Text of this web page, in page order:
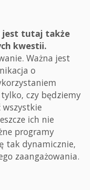
jest tutaj także
kwestii.
Ważna jest
o
czy będziemy
wszystkie
ich nie
programy
tak dynamicznie,
zaangażowania.